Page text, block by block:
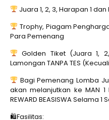
Juara 1, 2, 3, Harapan 1
Trophy, Piagam
Para Pemenang
Golden Tiket (Juara 1,
Lamongan TANPA TES
Bagi Pemenang Lomba
akan melanjutkan ke MAN
REWARD BEASISWA Selama 1
🛍Fasilitas: